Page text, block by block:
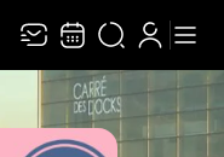
vous abonnant à
: